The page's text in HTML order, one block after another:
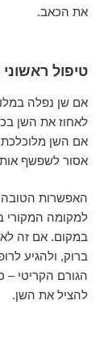
את הכאב.
טיפול
אם שן נפלה
לאחוז את השן
אם השן
אסור לשפשף
האפשרות הטובה
למקומה המקורי
במקום. אם זה
ברוק, ולהגיע
הגורם הקריטי –
להציל את השן.